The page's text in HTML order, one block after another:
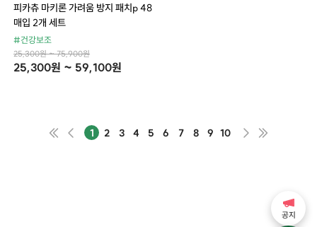
피카츄 마키론 가려움 방지 패치p 48
매입 2개 세트
#건강보조
25,300원 ~ 75,900원
25,300원 ~ 59,100원
1 2 3 4 5 6 7 8 9 10
공지